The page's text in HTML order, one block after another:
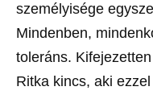
személyisége
Mindenben,
toleráns.
Ritka kincs, aki